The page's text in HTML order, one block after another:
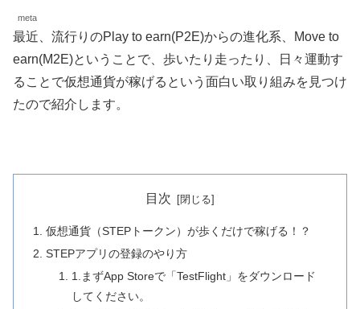
meta
最近、流行りのPlay to earn(P2E)からの進化系、Move to
earn(M2E)ということで、歩いたり走ったり、日々運動す
ることで仮想通貨が稼げるという面白い取り組みを見つけ
たので紹介します。
目次
仮想通貨（STEPトークン）が歩くだけで稼げる！？
STEPアプリの登録のやり方
1.まずApp Storeで「TestFlight」をダウンロード
してください。